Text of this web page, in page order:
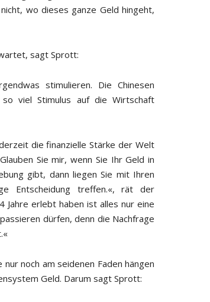
wo dieses ganze Geld hingeht,
sagt Sprott:
stimulieren. Die Chinesen
viel Stimulus auf die Wirtschaft
die finanzielle Stärke der Welt
Sie mir, wenn Sie Ihr Geld in
gibt, dann liegen Sie mit Ihren
Entscheidung treffen.«, rät der
Jahre erlebt haben ist alles nur eine
dürfen, denn die Nachfrage
noch am seidenen Faden hängen
Geld. Darum sagt Sprott: